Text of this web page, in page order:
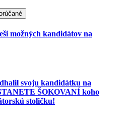
možných kandidátov na
svoju kandidátku na
ŠOKOVANÍ koho
stoličku!